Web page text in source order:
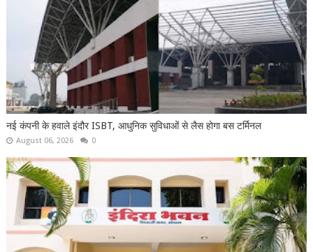
नई कंपनी के हवाले इंदौर ISBT, आधुनिक सुविधाओं से लैस होगा बस टर्मिनल
August 06, 2026 0